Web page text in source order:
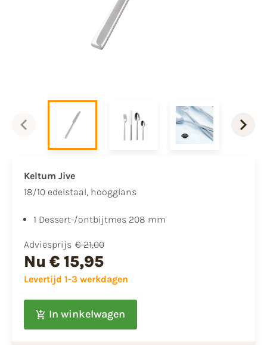
Keltum Jive
18/10 edelstaal, hoogglans
1 Dessert-/ontbijtmes 208 mm
Adviesprijs € 21,00
Nu € 15,95
Levertijd 1-3 werkdagen
In winkelwagen